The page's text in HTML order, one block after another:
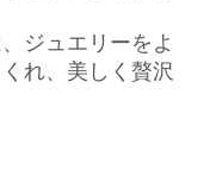
ジュエリーをよ
れ、美しく贅沢